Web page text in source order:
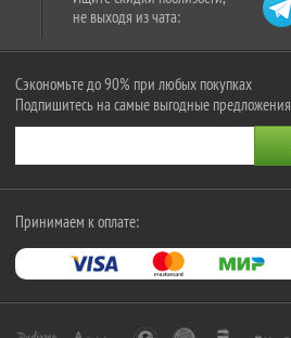
не выходя из чата:
Сэкономьте до 90% при любых покупках
Подпишитесь на самые выгодные предложения
Принимаем к оплате: